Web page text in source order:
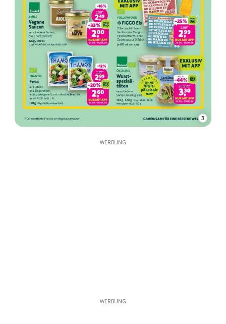
3
WERBUNG
WERBUNG